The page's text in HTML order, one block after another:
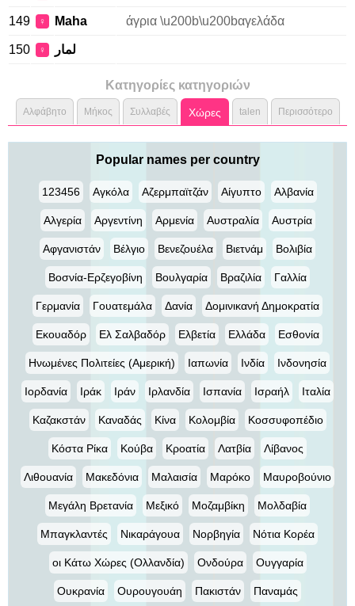
149 ♀ Maha άγρια \u200b\u200bαγελάδα
150 ♀ لمار
Κατηγορίες κατηγοριών
Αλφάβητο Μήκος Συλλαβές Χώρες talen Περισσότερο
Popular names per country
123456 Αγκόλα Αζερμπαϊτζάν Αίγυπτο Αλβανία
Αλγερία Αργεντίνη Αρμενία Αυστραλία Αυστρία
Αφγανιστάν Βέλγιο Βενεζουέλα Βιετνάμ Βολιβία
Βοσνία-Ερζεγοβίνη Βουλγαρία Βραζιλία Γαλλία
Γερμανία Γουατεμάλα Δανία Δομινικανή Δημοκρατία
Εκουαδόρ Ελ Σαλβαδόρ Ελβετία Ελλάδα Εσθονία
Ηνωμένες Πολιτείες (Αμερική) Ιαπωνία Ινδία Ινδονησία
Ιορδανία Ιράκ Ιράν Ιρλανδία Ισπανία Ισραήλ Ιταλία
Καζακστάν Καναδάς Κίνα Κολομβία Κοσσυφοπέδιο
Κόστα Ρίκα Κούβα Κροατία Λατβία Λίβανος
Λιθουανία Μακεδόνια Μαλαισία Μαρόκο Μαυροβούνιο
Μεγάλη Βρετανία Μεξικό Μοζαμβίκη Μολδαβία
Μπαγκλαντές Νικαράγουα Νορβηγία Νότια Κορέα
οι Κάτω Χώρες (Ολλανδία) Ονδούρα Ουγγαρία
Ουκρανία Ουρουγουάη Πακιστάν Παναμάς